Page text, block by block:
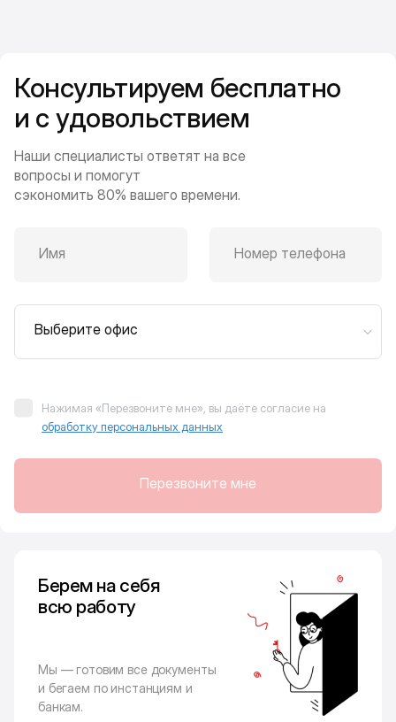
Консультируем бесплатно
и с удовольствием
Наши специалисты ответят на все
вопросы и помогут
сэкономить 80% вашего времени.
Имя Номер телефона
Выберите офис
Нажимая «Перезвоните мне», вы даёте согласие на
обработку персональных данных
Перезвоните мне
Берем на себя
всю работу
Мы — готовим все документы
и бегаем по инстанциям и
банкам.